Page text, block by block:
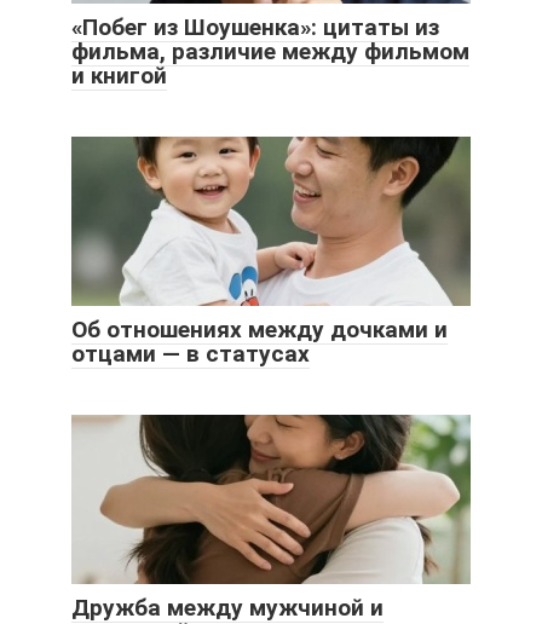
«Побег из Шоушенка»: цитаты из
фильма, различие между фильмом
и книгой
Об отношениях между дочками и
отцами — в статусах
Дружба между мужчиной и